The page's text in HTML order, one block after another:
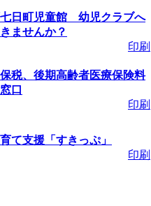
日町児童館 幼児クラブへ
ませんか？
印刷
税、後期高齢者医療保険料
口
印刷
て支援「すきっぷ」
印刷